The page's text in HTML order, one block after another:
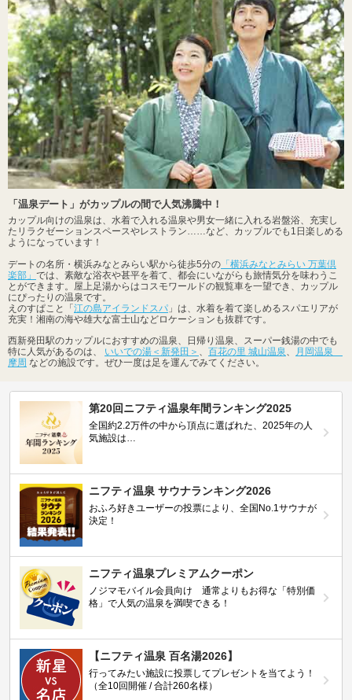
「温泉デート」がカップルの間で人気沸騰中！
カップル向けの温泉は、水着で入れる温泉や男女一緒に入れる岩盤浴、充実し
たリラクゼーションスペースやレストラン……など、カップルでも1日楽しめる
ようになっています！
デートの名所・横浜みなとみらい駅から徒歩5分の 「横浜みなとみらい 万葉倶
楽部」 では、素敵な浴衣や甚平を着て、都会にいながらも旅情気分を味わうこ
とができます。屋上足湯からはコスモワールドの観覧車を一望でき、カップル
にぴったりの温泉です。
えのすぱこと「江の島アイランドスパ 」は、水着を着て楽しめるスパエリアが
充実！湘南の海や雄大な富士山などロケーションも抜群です。
西新発田駅のカップルにおすすめの温泉、日帰り温泉、スーパー銭湯の中でも
特に人気があるのは、 いいでの湯＜新発田＞ 百花の里 城山温泉
月岡温泉
摩周 などの施設です。ぜひ一度は足を運んでみてください。
第20回ニフティ温泉年間ランキング2025
全国約2.2万件の中から頂点に選ばれた、2025年の人
気施設は…
ニフティ温泉 サウナランキング2026
おふろ好きユーザーの投票により、全国No.1サウナが
決定！
ニフティ温泉プレミアムクーポン
ノジマモバイル会員向け 通常よりもお得な「特別価
格」で人気の温泉を満喫できる！
【ニフティ温泉 百名湯2026】
行ってみたい施設に投票してプレゼントを当てよう！
（全10回開催 / 合計260名様）